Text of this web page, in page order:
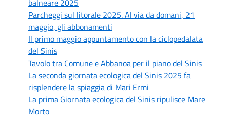
Parcheggi sul litorale 2025. Al via da domani, 21
maggio, gli abbonamenti
Il primo maggio appuntamento con la ciclopedalata
del Sinis
Tavolo tra Comune e Abbanoa per il piano del Sinis
La seconda giornata ecologica del Sinis 2025 fa
risplendere la spiaggia di Mari Ermi
La prima Giornata ecologica del Sinis ripulisce Mare
Morto